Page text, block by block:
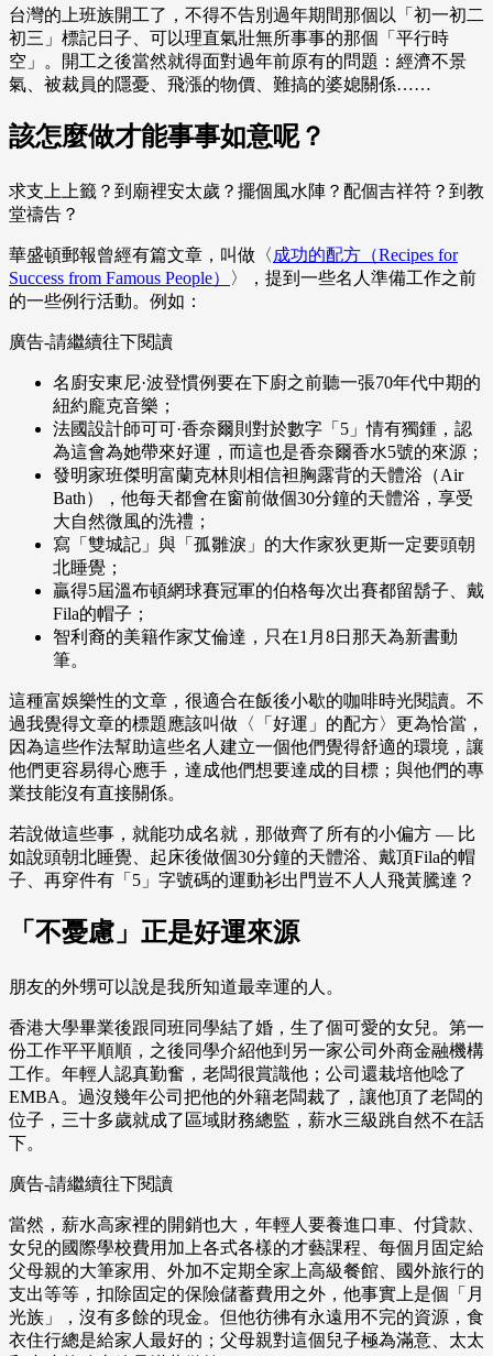
台灣的上班族開工了，不得不告別過年期間那個以「初一初二
初三」標記日子、可以理直氣壯無所事事的那個「平行時
空」。開工之後當然就得面對過年前原有的問題：經濟不景
氣、被裁員的隱憂、飛漲的物價、難搞的婆媳關係……
該怎麼做才能事事如意呢？
求支上上籤？到廟裡安太歲？擺個風水陣？配個吉祥符？到教
堂禱告？
華盛頓郵報曾經有篇文章，叫做〈 成功的配方（Recipes for
Success from Famous People）
〉，提到一些名人準備工作之前
的一些例行活動。例如：
廣告-請繼續往下閱讀
名廚安東尼·波登慣例要在下廚之前聽一張70年代中期的
紐約龐克音樂；
法國設計師可可·香奈爾則對於數字「5」情有獨鍾，認
為這會為她帶來好運，而這也是香奈爾香水5號的來源；
發明家班傑明富蘭克林則相信袒胸露背的天體浴（Air
Bath），他每天都會在窗前做個30分鐘的天體浴，享受
大自然微風的洗禮；
寫「雙城記」與「孤雛淚」的大作家狄更斯一定要頭朝
北睡覺；
贏得5屆溫布頓網球賽冠軍的伯格每次出賽都留鬍子、戴
Fila的帽子；
智利裔的美籍作家艾倫達，只在1月8日那天為新書動
筆。
這種富娛樂性的文章，很適合在飯後小歇的咖啡時光閱讀。不
過我覺得文章的標題應該叫做〈「好運」的配方〉更為恰當，
因為這些作法幫助這些名人建立一個他們覺得舒適的環境，讓
他們更容易得心應手，達成他們想要達成的目標；與他們的專
業技能沒有直接關係。
若說做這些事，就能功成名就，那做齊了所有的小偏方 — 比
如說頭朝北睡覺、起床後做個30分鐘的天體浴、戴頂Fila的帽
子、再穿件有「5」字號碼的運動衫出門豈不人人飛黃騰達？
「不憂慮」正是好運來源
朋友的外甥可以說是我所知道最幸運的人。
香港大學畢業後跟同班同學結了婚，生了個可愛的女兒。第一
份工作平平順順，之後同學介紹他到另一家公司外商金融機構
工作。年輕人認真勤奮，老闆很賞識他；公司還栽培他唸了
EMBA。過沒幾年公司把他的外籍老闆裁了，讓他頂了老闆的
位子，三十多歲就成了區域財務總監，薪水三級跳自然不在話
下。
廣告-請繼續往下閱讀
當然，薪水高家裡的開銷也大，年輕人要養進口車、付貸款、
女兒的國際學校費用加上各式各樣的才藝課程、每個月固定給
父母親的大筆家用、外加不定期全家上高級餐館、國外旅行的
支出等等，扣除固定的保險儲蓄費用之外，他事實上是個「月
光族」，沒有多餘的現金。但他彷彿有永遠用不完的資源，食
衣住行總是給家人最好的；父母親對這個兒子極為滿意、太太